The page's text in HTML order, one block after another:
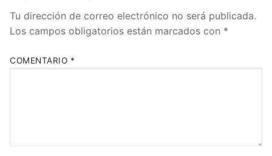
Tu dirección de correo electrónico no será publicada.
Los campos obligatorios están marcados con *
COMENTARIO *